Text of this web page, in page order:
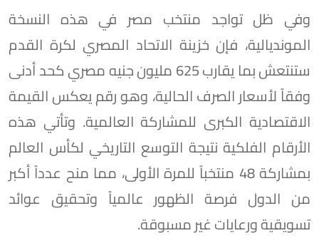
وفي ظل تواجد منتخب مصر في هذه النسخة
المونديالية، فإن خزينة الاتحاد المصري لكرة القدم
ستنتعش بما يقارب 625 مليون جنيه مصري كحد أدنى
وفقاً لأسعار الصرف الحالية، وهو رقم يعكس القيمة
الاقتصادية الكبرى للمشاركة العالمية. وتأتي هذه
الأرقام الفلكية نتيجة التوسع التاريخي لكأس العالم
بمشاركة 48 منتخباً للمرة الأولى، مما منح عدداً أكبر
من الدول فرصة الظهور عالمياً وتحقيق عوائد
تسويقية ورعايات غير مسبوقة.